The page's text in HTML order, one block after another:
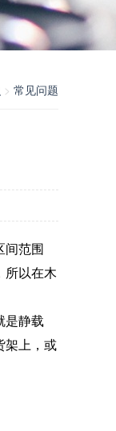
> 常见问题
间范围
所以在木
是静载
架上，或